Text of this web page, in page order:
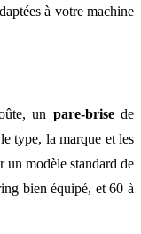
à votre machine
un pare-brisede
type, la marque et les
un modèle standard de
bien équipé, et 60 à